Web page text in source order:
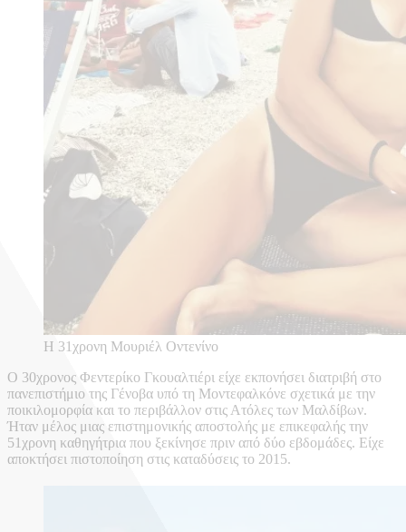
Η 31χρονη Μουριέλ Οντενίνο
Ο 30χρονος Φεντερίκο Γκουαλτιέρι είχε εκπονήσει διατριβή στο
πανεπιστήμιο της Γένοβα υπό τη Μοντεφαλκόνε σχετικά με την
ποικιλομορφία και το περιβάλλον στις Ατόλες των Μαλδίβων.
Ήταν μέλος μιας επιστημονικής αποστολής με επικεφαλής την
51χρονη καθηγήτρια που ξεκίνησε πριν από δύο εβδομάδες. Είχε
αποκτήσει πιστοποίηση στις καταδύσεις το 2015.